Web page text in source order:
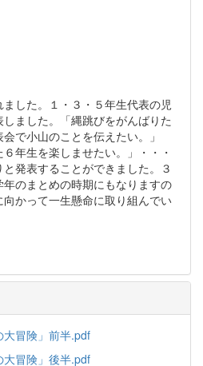
した。１・３・５年生代表の児
ました。「縄跳びをがんばりた
で小山のことを伝えたい。」
６年生を楽しませたい。」・・・
発表することができました。３
のまとめの時期にもなりますの
かって一生懸命に取り組んでい
冒険」前半.pdf
冒険」後半.pdf